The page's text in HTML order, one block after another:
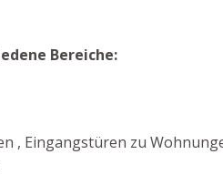
Bereiche:
, Eingangstüren zu